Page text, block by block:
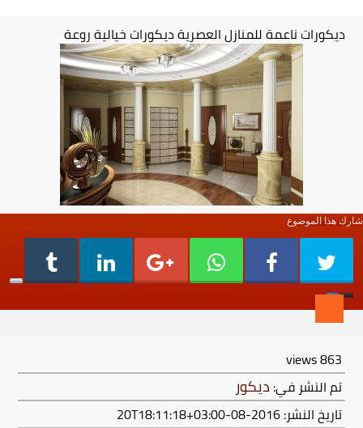
ديكورات ناعمة للمنازل العصرية ديكورات خيالية روعة
شارك هذا الموضوع
863
views
تم النشر في: ديكور
تاريخ النشر: 2016-08-20T18:11:18+03:00